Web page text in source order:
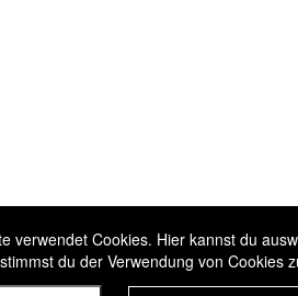
verwendet Cookies. Hier kannst du
du der Verwendung von Cookies